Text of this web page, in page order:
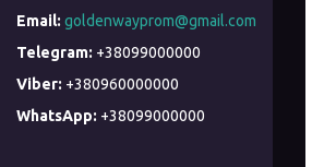
goldenwayprom@gmail.com
+38099000000
+380960000000
+38099000000